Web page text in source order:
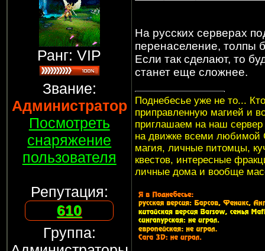
Ранг: VIP
Звание:
Администратор
Посмотреть
снаряжение
пользователя
Репутация:
610
Группа:
На русских серверах
перенаселение, толпы
Если так сделают, то
станет еще сложнее.
Поднебесье уже не то...
приправленную магией и
приглашаем на наш сервер
на движке всеми любимой
магия, личные питомцы,
квестов, интересные
личные дома и вообще